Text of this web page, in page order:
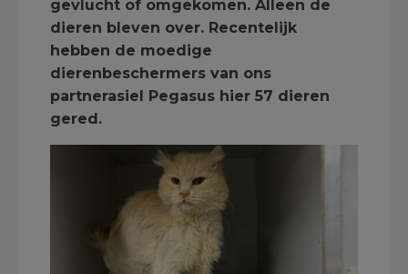
gevlucht of omgekomen. Alleen de
dieren bleven over. Recentelijk
hebben de moedige
dierenbeschermers van ons
partnerasiel Pegasus hier 57 dieren
gered.